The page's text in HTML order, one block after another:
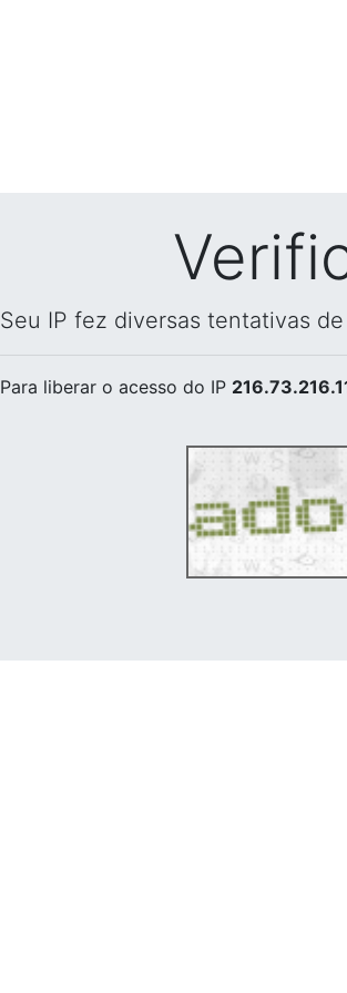
Seu IP fez diversas tentativas
Para liberar o acesso do IP